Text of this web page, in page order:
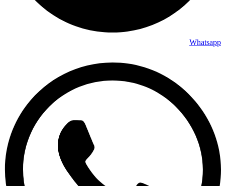
Whatsapp